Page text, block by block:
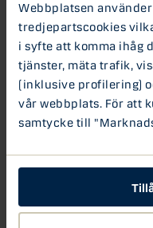
Webbplatsen
tredjepartscookies
i syfte att komma ihåg
tjänster, mäta trafik,
(inklusive profilering)
vår webbplats. För att
samtycke till
med värde till kunder
samtiden. För att
hissar vi Pride
huvudkontor på
internt och externt att
Berit Behring, vd
Berit Behring